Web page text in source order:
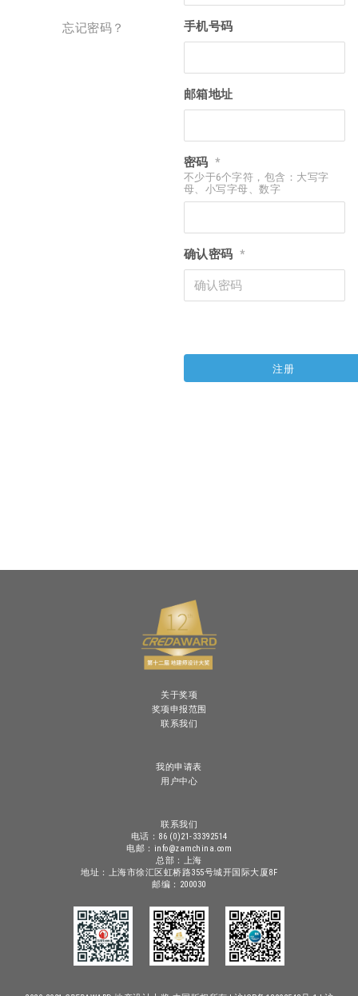
忘记密码？ 手机号码
邮箱地址
密码 *
不少于6个字符，包含：大写字
母、小写字母、数字
确认密码 *
关于奖项
奖项申报范围
联系我们
我的申请表
用户中心
联系我们
电话：86 (0)21-33392514
电邮：info@zamchina.com
总部：上海
地址：上海市徐汇区虹桥路355号城开国际大厦8F
邮编：200030